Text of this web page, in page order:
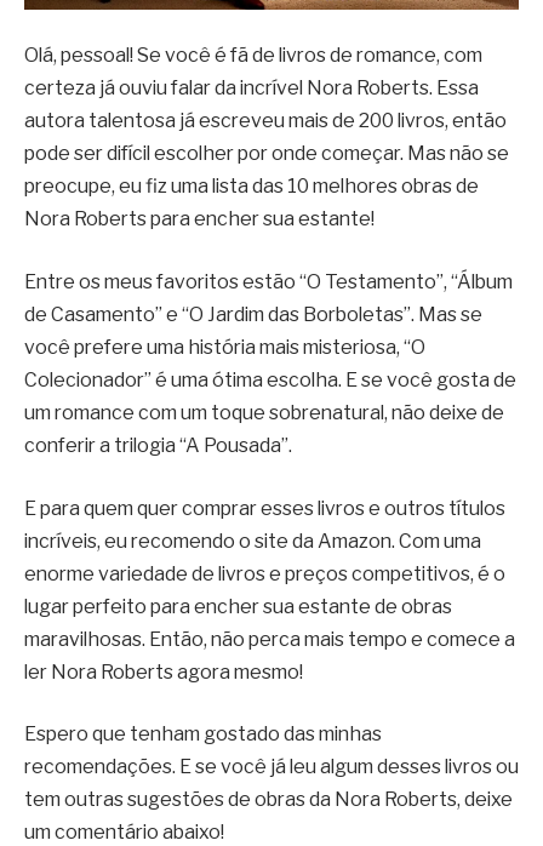
Olá, pessoal! Se você é fã de livros de romance, com
certeza já ouviu falar da incrível Nora Roberts. Essa
autora talentosa já escreveu mais de 200 livros, então
pode ser difícil escolher por onde começar. Mas não se
preocupe, eu fiz uma lista das 10 melhores obras de
Nora Roberts para encher sua estante!
Entre os meus favoritos estão “O Testamento”, “Álbum
de Casamento” e “O Jardim das Borboletas”. Mas se
você prefere uma história mais misteriosa, “O
Colecionador” é uma ótima escolha. E se você gosta de
um romance com um toque sobrenatural, não deixe de
conferir a trilogia “A Pousada”.
E para quem quer comprar esses livros e outros títulos
incríveis, eu recomendo o site da Amazon. Com uma
enorme variedade de livros e preços competitivos, é o
lugar perfeito para encher sua estante de obras
maravilhosas. Então, não perca mais tempo e comece a
ler Nora Roberts agora mesmo!
Espero que tenham gostado das minhas
recomendações. E se você já leu algum desses livros ou
tem outras sugestões de obras da Nora Roberts, deixe
um comentário abaixo!